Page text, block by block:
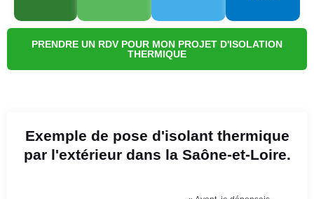
PRENDRE UN RDV POUR MON PROJET D'ISOLATION
THERMIQUE
Exemple de pose d'isolant thermique
par l'extérieur dans la Saône-et-Loire.